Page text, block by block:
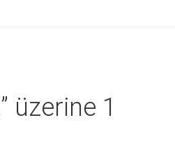
” üzerine 1